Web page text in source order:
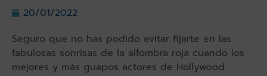
20/01/2022
Seguro que no has podido evitar fijarte en las
fabulosas sonrisas de la alfombra roja cuando los
mejores y más guapos actores de Hollywood